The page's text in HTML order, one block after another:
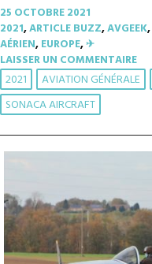
25 OCTOBRE 2021
2021,ARTICLE BUZZ,AVGEEK,
AÉRIEN,EUROPE,✈︎
LAISSER UN COMMENTAIRE
2021 AVIATION GÉNÉRALE
SONACA AIRCRAFT